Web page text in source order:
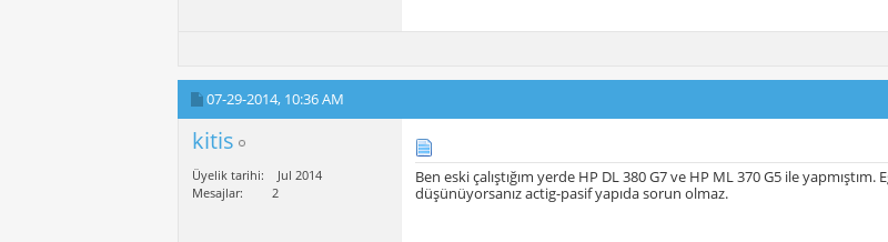
07-29-2014, 10:36 AM
kitis
Üyelik tarihi
Jul 2014
Mesajlar
2
Ben eski çalıştığım yerde HP DL 380 G7 ve HP ML 370 G5 ile
düşünüyorsanız actig-pasif yapıda sorun olmaz.